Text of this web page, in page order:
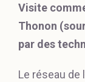
Visite
Thonon
par des
Le réseau de